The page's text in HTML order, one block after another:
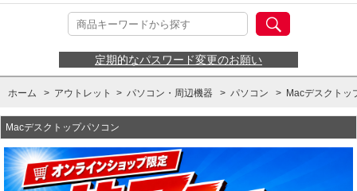
定期的なパスワード変更のお願い
ホーム > アウトレット > パソコン・周辺機器 > パソコン > Macデスクトッ
Macデスクトップパソコン